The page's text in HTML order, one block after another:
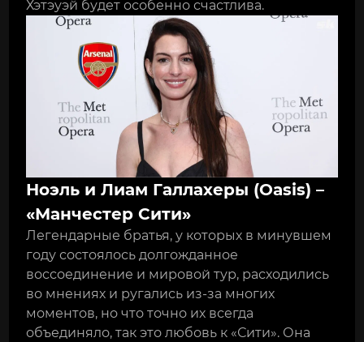
Хэтэуэй будет особенно счастлива.
Ноэль и Лиам Галлахеры (Oasis) –
«Манчестер Сити»
Легендарные братья, у которых в минувшем
году состоялось долгожданное
воссоединение и мировой тур, расходились
во мнениях и ругались из-за многих
моментов, но что точно их всегда
объединяло, так это любовь к «Сити». Она